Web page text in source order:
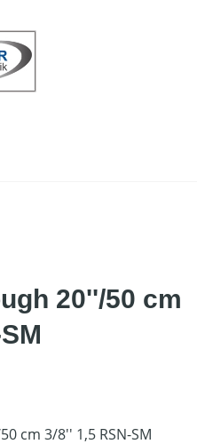
20''/50 cm